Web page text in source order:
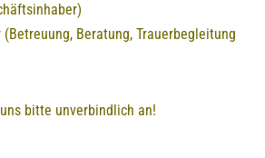
Beratung, Trauerbegleitung
bitte unverbindlich an!